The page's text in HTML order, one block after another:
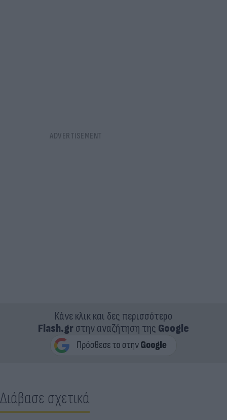
Κάνε κλικ και δες περισσότερο
Flash.grστην αναζήτηση της Google
Διάβασε σχετικά